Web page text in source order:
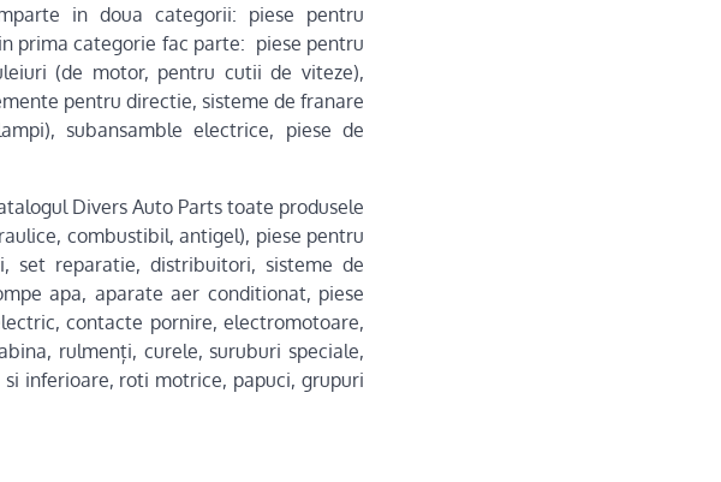
in doua categorii: piese pentru
prima categorie fac parte: piese pentru
(de motor, pentru cutii de viteze),
pentru directie, sisteme de franare
subansamble electrice, piese de
Divers Auto Parts toate produsele
combustibil, antigel), piese pentru
set reparatie, distribuitori, sisteme de
apa, aparate aer conditionat, piese
contacte pornire, electromotoare,
rulmenți, curele, suruburi speciale,
inferioare, roti motrice, papuci, grupuri